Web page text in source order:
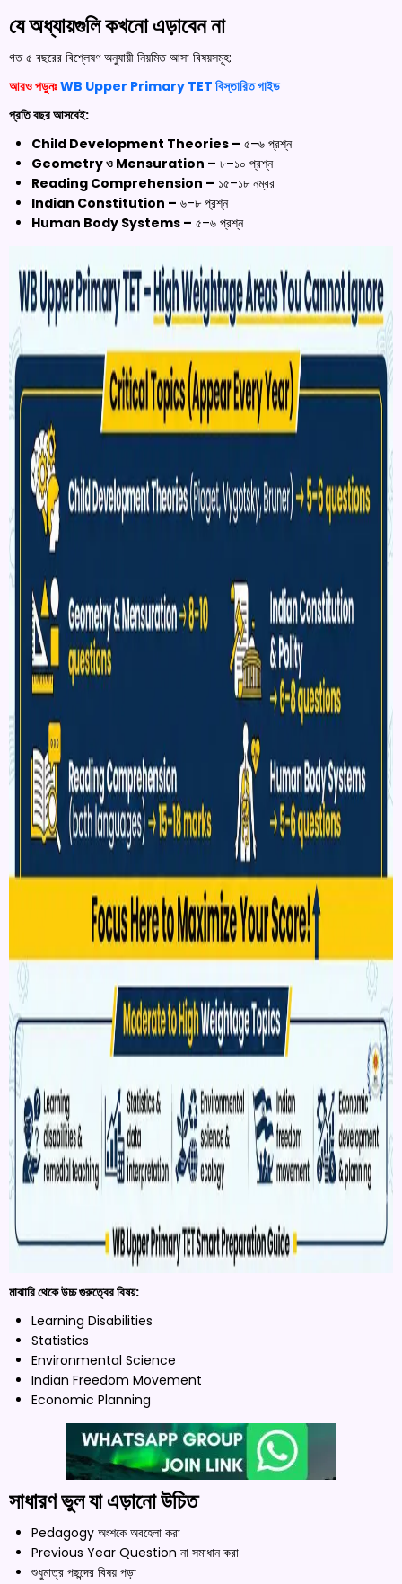
যে অধ্যায়গুলি কখনো এড়াবেন না
গত ৫ বছরের বিশ্লেষণ অনুযায়ী নিয়মিত আসা বিষয়সমূহ:
আরও পড়ুনঃWB Upper Primary TET বিস্তারিত গাইড
প্রতি বছর আসবেই:
Child Development Theories – ৫–৬ প্রশ্ন
Geometry ও Mensuration – ৮–১০ প্রশ্ন
Reading Comprehension – ১৫–১৮ নম্বর
Indian Constitution – ৬–৮ প্রশ্ন
Human Body Systems – ৫–৬ প্রশ্ন
মাঝারি থেকে উচ্চ গুরুত্বের বিষয়:
Learning Disabilities
Statistics
Environmental Science
Indian Freedom Movement
Economic Planning
সাধারণ ভুল যা এড়ানো উচিত
Pedagogy অংশকে অবহেলা করা
Previous Year Question না সমাধান করা
শুধুমাত্র পছন্দের বিষয় পড়া